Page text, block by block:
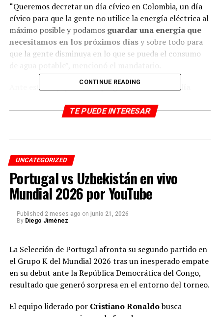
“Queremos decretar un día cívico en Colombia, un día
cívico para que la gente no utilice la energía eléctrica al
máximo posible y podamos guardar una energía que
necesitamos en los próximos díasy sobre todo para
que la gente disminuya en lo que se pueda el consumo
Ante esto, hay quienes se preguntan si
será un día
La respuesta es: no, solo será un día cívico en el que
¿Qué es un día cívico?
Un día cívico, según la Presidencia, es un día laboral
ordinario que se declara en circunstancias especiales o
de emergencia en el país, en el que se establecen
diferentes actividades específicas relacionadas con el
agua y energía.
Siendo así, los ciudadanos de empresas públicas podrán
estar libres de sus funciones ypodrán hacer parte de
CONTINUE READING
TE PUEDE INTERESAR
UNCATEGORIZED
Portugal vs Uzbekistán en vivo
Mundial 2026 por YouTube
Published 2 meses ago on junio 21, 2026
By Diego Jiménez
La Selección de Portugal afronta su segundo partido en
el Grupo K del Mundial 2026 tras un inesperado empate
en su debut ante la República Democrática del Congo,
resultado que generó sorpresa en el entorno del torneo.
El equipo liderado por Cristiano Ronaldobusca